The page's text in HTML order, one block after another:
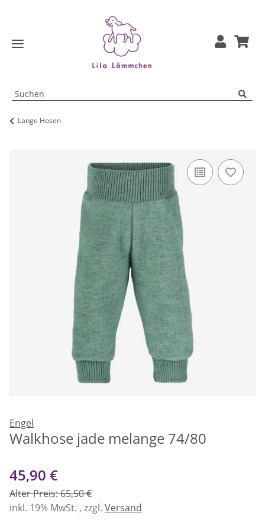
Lange Hosen
Engel
Walkhose jade melange 74/80
45,90 €
Alter Preis: 65,50 €
inkl. 19% MwSt. , zzgl. Versand